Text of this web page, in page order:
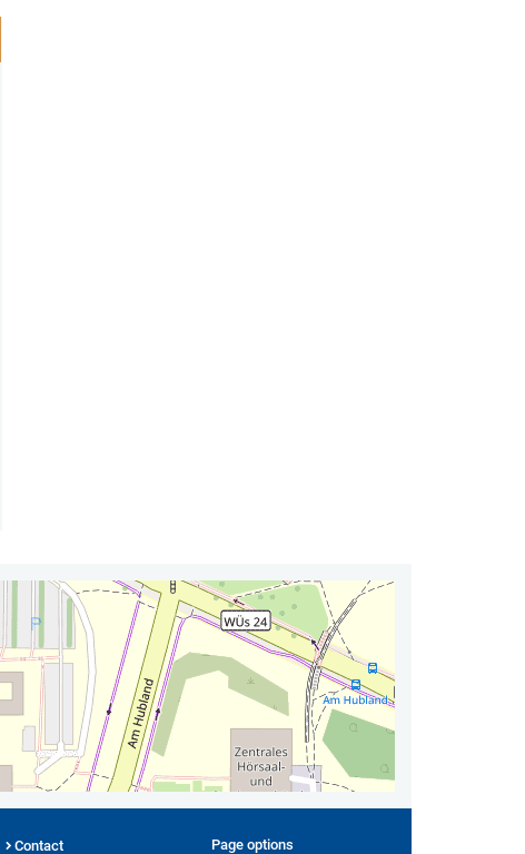
Contact Page options